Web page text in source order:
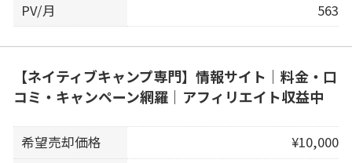
PV/月 563
【ネイティブキャンプ専門】情報サイト｜料金・口
コミ・キャンペーン網羅｜アフィリエイト収益中
希望売却価格
¥10,000